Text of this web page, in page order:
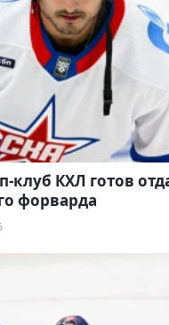
клуб КХЛ готов
форварда